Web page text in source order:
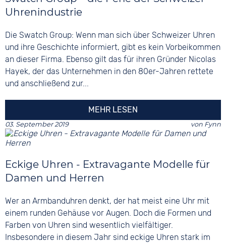
Uhrenindustrie
Die Swatch Group: Wenn man sich über Schweizer Uhren
und ihre Geschichte informiert, gibt es kein Vorbeikommen
an dieser Firma. Ebenso gilt das für ihren Gründer Nicolas
Hayek, der das Unternehmen in den 80er-Jahren rettete
und anschließend zur...
MEHR LESEN
03. September 2019 von Fynn
Eckige Uhren - Extravagante Modelle für
Damen und Herren
Wer an Armbanduhren denkt, der hat meist eine Uhr mit
einem runden Gehäuse vor Augen. Doch die Formen und
Farben von Uhren sind wesentlich vielfältiger.
Insbesondere in diesem Jahr sind eckige Uhren stark im